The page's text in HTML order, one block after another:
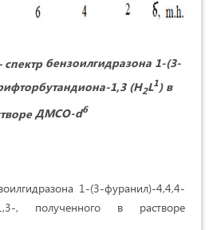
спектр бензоилгидразона 1-(3-
1,3 (H2L1) в
ДМСО-d6
1-(3-фуранил)-4,4,4-
1,3-, полученного в растворе